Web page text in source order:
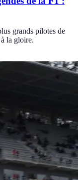
grands pilotes de
la gloire.